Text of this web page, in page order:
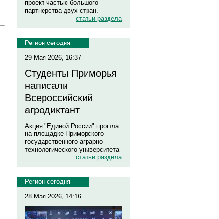
проект частью большого
партнерства двух стран.
статьи раздела
Регион сегодня
29 Мая 2026, 16:37
Студенты Приморья
написали
Всероссийский
агродиктант
Акция "Единой России" прошла
на площадке Приморского
государственного аграрно-
технологического университета
статьи раздела
Регион сегодня
28 Мая 2026, 14:16